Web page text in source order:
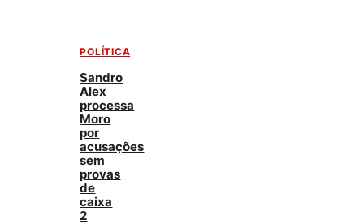
POLÍTICA
Sandro
Alex
processa
Moro
por
acusações
sem
provas
de
caixa
2